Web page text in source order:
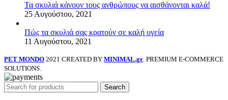
Τα σκυλιά κάνουν τους ανθρώπους να αισθάνονται καλά!
25 Αυγούστου, 2021
Πώς τα σκυλιά σας κρατούν σε καλή υγεία
11 Αυγούστου, 2021
PET MONDO 2021 CREATED BY MINIMAL.gr. PREMIUM E-COMMERCE
SOLUTIONS.
Search